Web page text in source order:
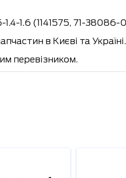
1.6 (1141575, 71-
в Києві та
перевізником.